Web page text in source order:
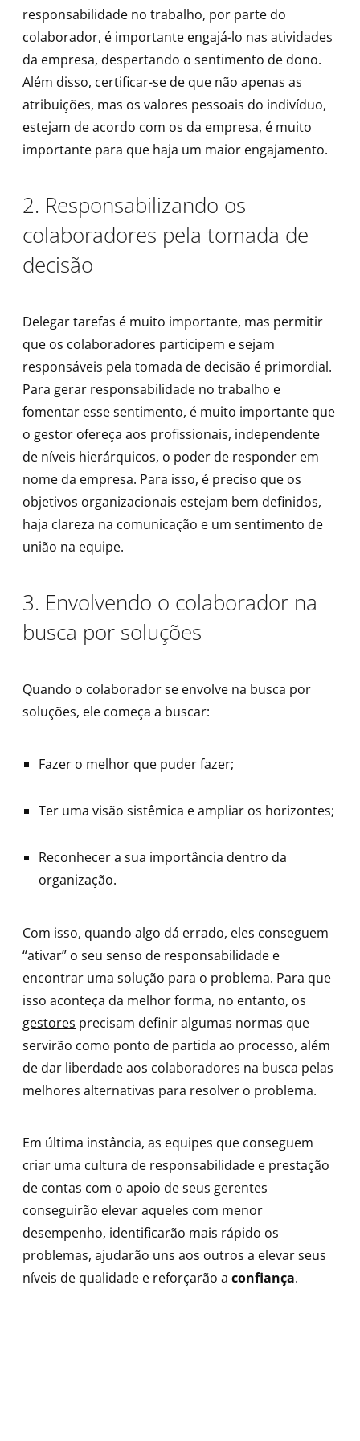
responsabilidade no trabalho, por parte do
colaborador, é importante engajá-lo nas atividades
da empresa, despertando o sentimento de dono.
Além disso, certificar-se de que não apenas as
atribuições, mas os valores pessoais do indivíduo,
estejam de acordo com os da empresa, é muito
importante para que haja um maior engajamento.
2. Responsabilizando os
colaboradores pela tomada de
decisão
Delegar tarefas é muito importante, mas permitir
que os colaboradores participem e sejam
responsáveis pela tomada de decisão é primordial.
Para gerar responsabilidade no trabalho e
fomentar esse sentimento, é muito importante que
o gestor ofereça aos profissionais, independente
de níveis hierárquicos, o poder de responder em
nome da empresa. Para isso, é preciso que os
objetivos organizacionais estejam bem definidos,
haja clareza na comunicação e um sentimento de
união na equipe.
3. Envolvendo o colaborador na
busca por soluções
Quando o colaborador se envolve na busca por
soluções, ele começa a buscar:
Fazer o melhor que puder fazer;
Ter uma visão sistêmica e ampliar os horizontes;
Reconhecer a sua importância dentro da
organização.
Com isso, quando algo dá errado, eles conseguem
“ativar” o seu senso de responsabilidade e
encontrar uma solução para o problema. Para que
isso aconteça da melhor forma, no entanto, os
gestores precisam definir algumas normas que
servirão como ponto de partida ao processo, além
de dar liberdade aos colaboradores na busca pelas
melhores alternativas para resolver o problema.
Em última instância, as equipes que conseguem
criar uma cultura de responsabilidade e prestação
de contas com o apoio de seus gerentes
conseguirão elevar aqueles com menor
desempenho, identificarão mais rápido os
problemas, ajudarão uns aos outros a elevar seus
níveis de qualidade e reforçarão a confiança.